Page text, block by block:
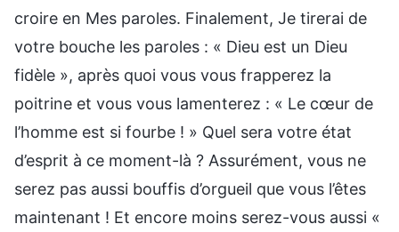
croire en Mes paroles. Finalement, Je tirerai de
votre bouche les paroles : « Dieu est un Dieu
fidèle », après quoi vous vous frapperez la
poitrine et vous vous lamenterez : « Le cœur de
l’homme est si fourbe ! » Quel sera votre état
d’esprit à ce moment-là ? Assurément, vous ne
serez pas aussi bouffis d’orgueil que vous l’êtes
maintenant ! Et encore moins serez-vous aussi «